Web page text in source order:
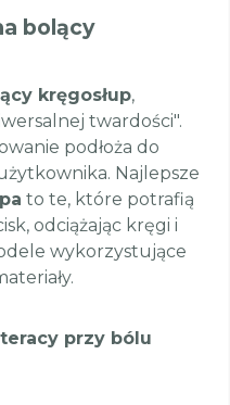
bolący
kręgosłup,
twardości".
podłoża do
Najlepsze
to te, które potrafią
odciążając kręgi i
wykorzystujące
przy bólu